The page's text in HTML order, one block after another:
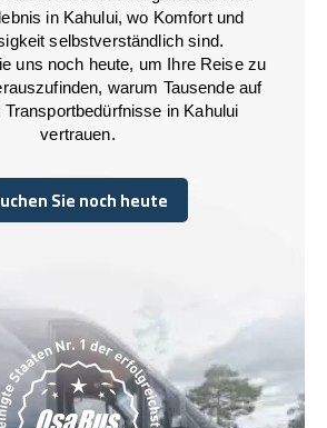
in Kahului, wo Komfort und
selbstverständlich sind.
uns noch heute, um Ihre Reise zu
warum Tausende auf
Transportbedürfnisse in Kahului
vertrauen.
Sie noch heute
Sie noch heute